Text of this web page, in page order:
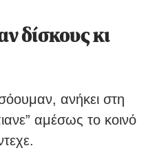
δίσκους κι
ανήκει στη
αμέσως το κοινό